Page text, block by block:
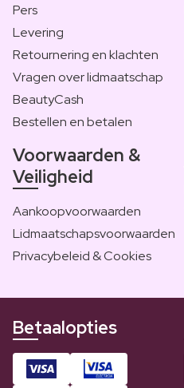
Pers
Levering
Retournering en klachten
Vragen over lidmaatschap
BeautyCash
Bestellen en betalen
Voorwaarden &
Veiligheid
Aankoopvoorwaarden
Lidmaatschapsvoorwaarden
Privacybeleid & Cookies
Betaalopties